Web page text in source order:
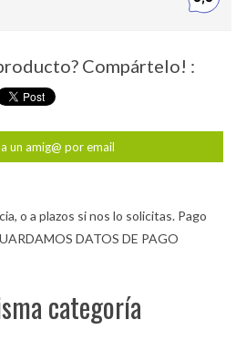
Compártelo! :
un amig@ por email
o a plazos si nos lo solicitas. Pago
DATOS DE PAGO
categoría